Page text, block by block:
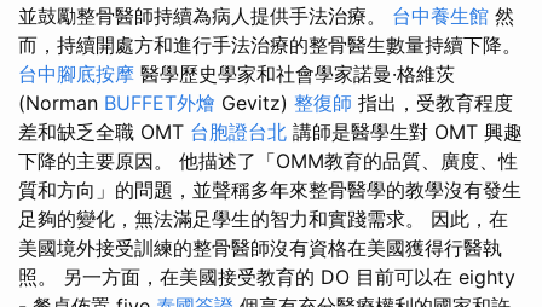
並鼓勵整骨醫師持續為病人提供手法治療。 台中養生館 然
而，持續開處方和進行手法治療的整骨醫生數量持續下降。
台中腳底按摩 醫學歷史學家和社會學家諾曼·格維茨
(Norman BUFFET外燴 Gevitz) 整復師 指出，受教育程度
差和缺乏全職 OMT 台胞證台北 講師是醫學生對 OMT 興趣
下降的主要原因。 他描述了「OMM教育的品質、廣度、性
質和方向」的問題，並聲稱多年來整骨醫學的教學沒有發生
足夠的變化，無法滿足學生的智力和實踐需求。 因此，在
美國境外接受訓練的整骨醫師沒有資格在美國獲得行醫執
照。 另一方面，在美國接受教育的 DO 目前可以在 eighty